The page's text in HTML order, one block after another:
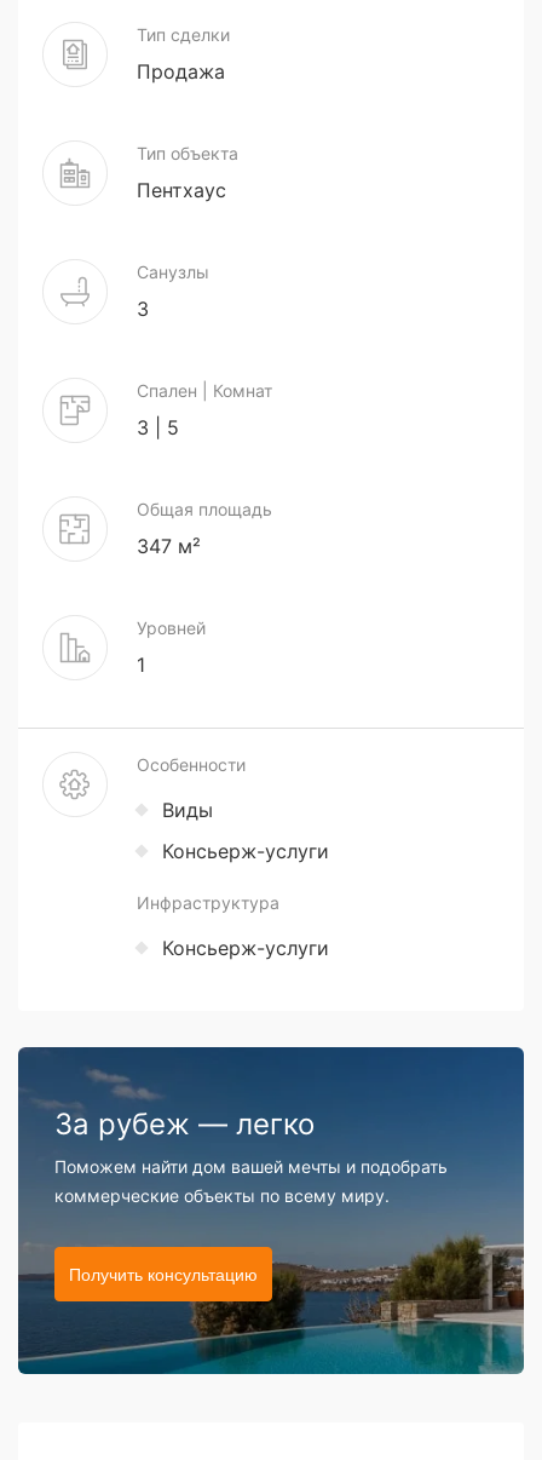
Тип сделки
Продажа
Тип объекта
Пентхаус
Санузлы
3
Спален | Комнат
3 | 5
Общая площадь
347 м²
Уровней
1
Особенности
Виды
Консьерж-услуги
Инфраструктура
Консьерж-услуги
За рубеж — легко
Поможем найти дом вашей мечты и подобрать
коммерческие объекты по всему миру.
Получить консультацию